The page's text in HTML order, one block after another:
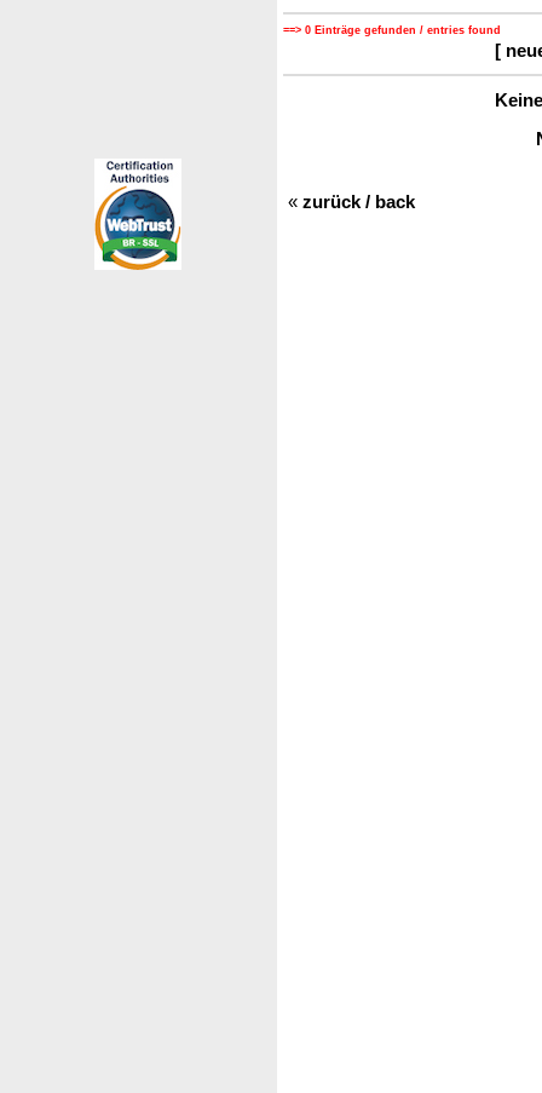
==> 0 Einträge gefunden / entries found
[
« zurück / back